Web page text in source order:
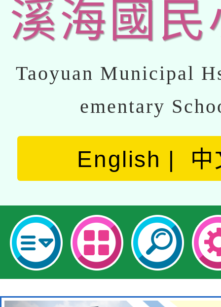
溪海國民
Taoyuan Municipal
ementary
English 中